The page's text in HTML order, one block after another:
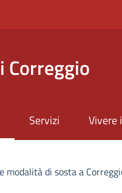
Correggio
Servizi Vivere
modalità di sosta a